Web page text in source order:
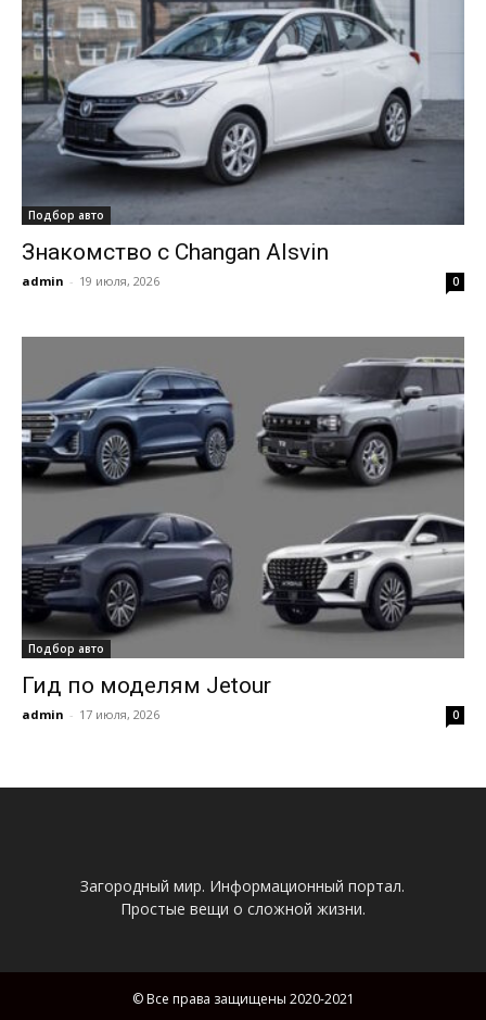
Подбор авто
Знакомство с Changan Alsvin
admin - 19 июля, 2026 0
Подбор авто
Гид по моделям Jetour
admin - 17 июля, 2026 0
Загородный мир. Информационный портал.
Простые вещи о сложной жизни.
© Все права защищены 2020-2021